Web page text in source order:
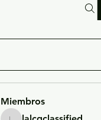
Miembros